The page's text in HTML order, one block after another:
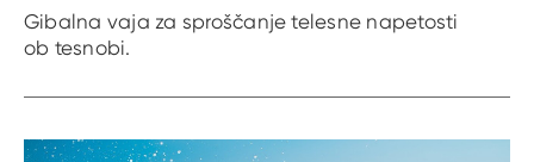
Gibalna vaja za sproščanje telesne napetosti
ob tesnobi.